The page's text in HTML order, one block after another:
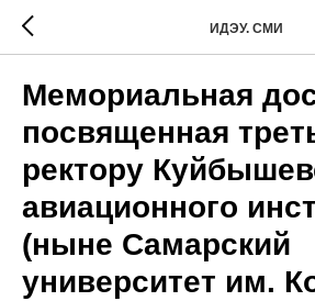
ИДЭУ. СМИ
Мемориальная
посвященная
ректору
авиационного
(ныне Самарский
университет им.